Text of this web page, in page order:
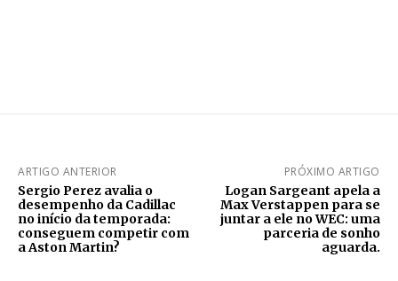
ARTIGO ANTERIOR
Sergio Perez avalia o
desempenho da Cadillac
no início da temporada:
conseguem competir com
a Aston Martin?
PRÓXIMO ARTIGO
Logan Sargeant apela a
Max Verstappen para se
juntar a ele no WEC: uma
parceria de sonho
aguarda.